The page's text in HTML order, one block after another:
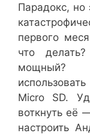
Парадокс, но
первого
что
мощный?
Micro SD.
воткнуть её
настроить